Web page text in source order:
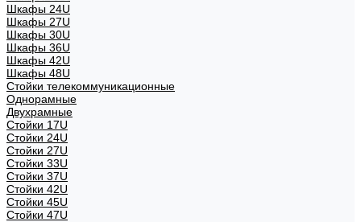
Шкафы 24U
Шкафы 27U
Шкафы 30U
Шкафы 36U
Шкафы 42U
Шкафы 48U
Стойки телекоммуникационные
Однорамные
Двухрамные
Стойки 17U
Стойки 24U
Стойки 27U
Стойки 33U
Стойки 37U
Стойки 42U
Стойки 45U
Стойки 47U